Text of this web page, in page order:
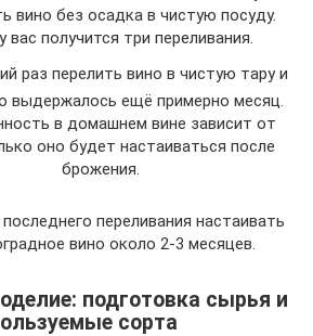
вино без осадка в чистую посуду.
вас получится три переливания.
раз перелить вино в чистую тару и
выдержалось ещё примерно месяц.
в домашнем вине зависит от
оно будет настаиваться после
брожения.
переливания настаивать
вино около 2-3 месяцев.
подготовка сырья и
сорта